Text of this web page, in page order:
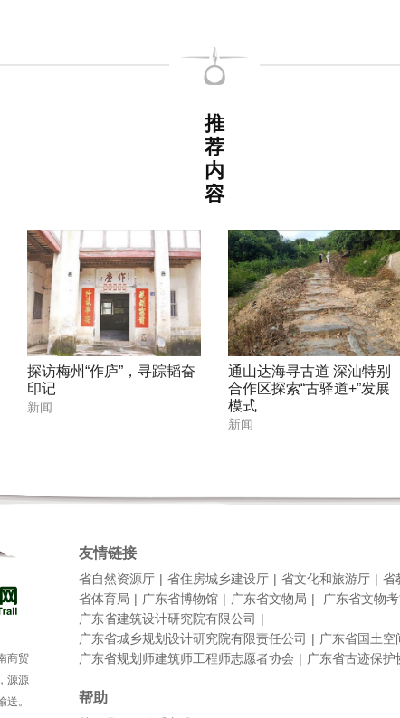
推
荐
内
容
探访梅州“作庐”，寻踪韬奋
印记
新闻
通山达海寻古道 深汕特别
合作区探索“古驿道+”发展
模式
新闻
商贸
源源
。
友情链接
省自然资源厅 省住房城乡建设厅 省文化和旅游厅
省
省体育局
广东省博物馆 广东省文物局
广东省文物
广东省建筑设计研究院有限公司
广东省城乡规划设计研究院有限责任公司
广东省国土空
广东省规划师建筑师工程师志愿者协会
广东省古迹保护
帮助